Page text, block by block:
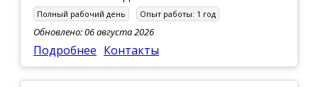
Полный рабочий день Опыт работы: 1 год
Обновлено: 06 августа 2026
Подробнее Контакты